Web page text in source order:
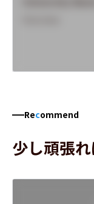
Recommend
少し頑張